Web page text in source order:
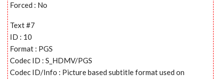
Forced : No
Text #7
ID : 10
Format : PGS
Codec ID : S_HDMV/PGS
Codec ID/Info : Picture based subtitle format used on